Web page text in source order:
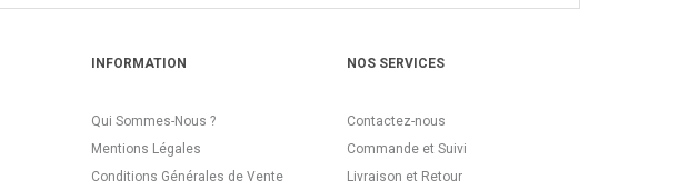
INFORMATION
Qui Sommes-Nous ?
Mentions Légales
Conditions Générales de Vente
NOS SERVICES
Contactez-nous
Commande et Suivi
Livraison et Retour